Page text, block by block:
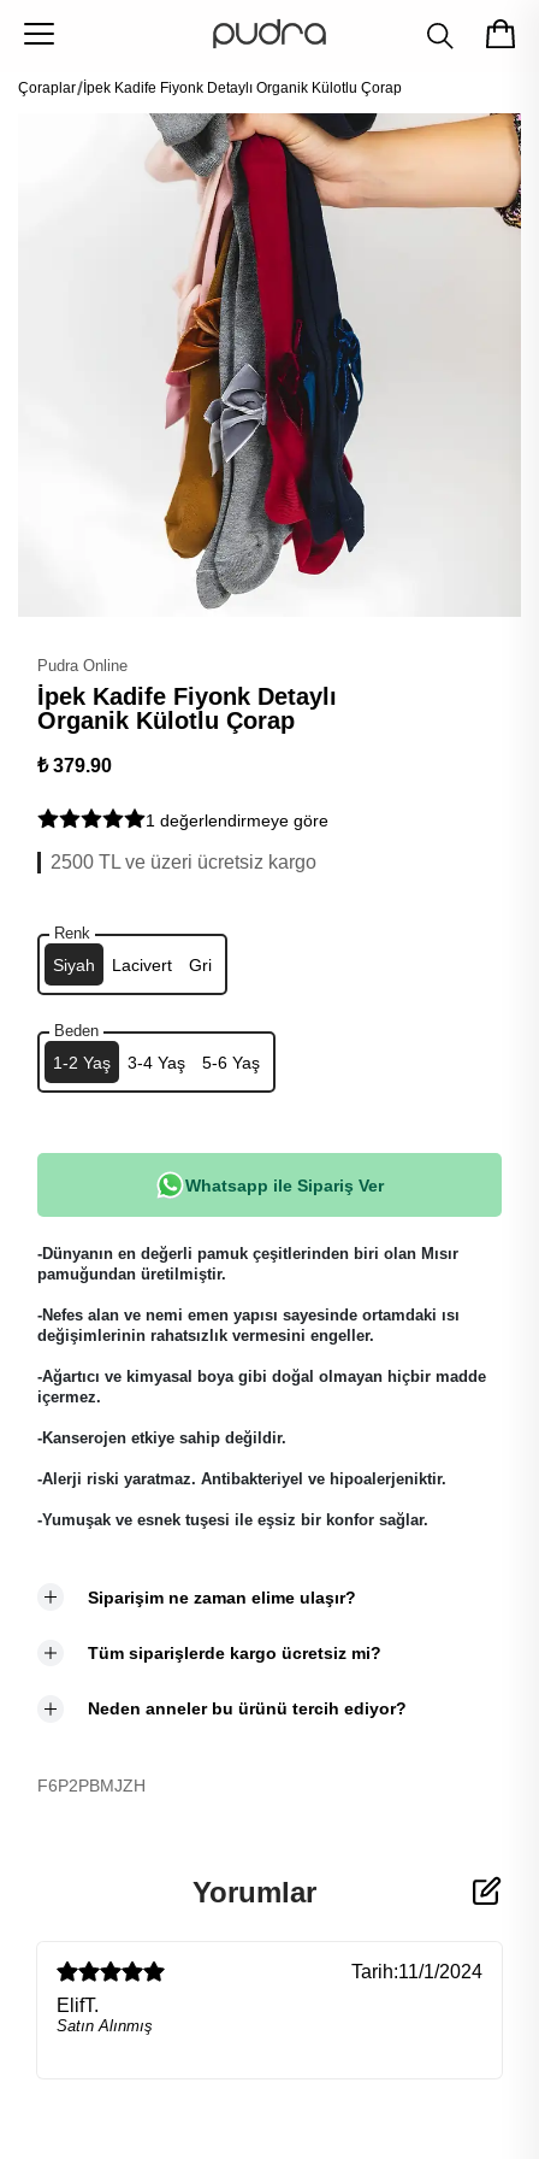
Çoraplar İpek Kadife Fiyonk Detaylı Organik Külotlu Çorap
Pudra Online
İpek Kadife Fiyonk Detaylı
Organik Külotlu Çorap
₺ 379.90
1 değerlendirmeye göre
2500 TL ve üzeri ücretsiz kargo
Renk
Siyah Lacivert Gri
Beden
1-2 Yaş 3-4 Yaş 5-6 Yaş
Whatsapp ile Sipariş Ver
-Dünyanın en değerli pamuk çeşitlerinden biri olan Mısır
pamuğundan üretilmiştir.
-Nefes alan ve nemi emen yapısı sayesinde ortamdaki ısı
değişimlerinin rahatsızlık vermesini engeller.
-Ağartıcı ve kimyasal boya gibi doğal olmayan hiçbir madde
içermez.
-Kanserojen etkiye sahip değildir.
-Alerji riski yaratmaz. Antibakteriyel ve hipoalerjeniktir.
-Yumuşak ve esnek tuşesi ile eşsiz bir konfor sağlar.
Siparişim ne zaman elime ulaşır?
Tüm siparişlerde kargo ücretsiz mi?
Neden anneler bu ürünü tercih ediyor?
F6P2PBMJZH
Yorumlar
ElifT.
Satın Alınmış
Tarih:11/1/2024